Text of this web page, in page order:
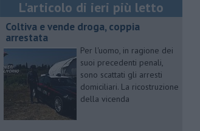
L'articolo di ieri più letto
Coltiva e vende droga, coppia
arrestata
Per l'uomo, in ragione dei
suoi precedenti penali,
sono scattati gli arresti
domiciliari. La ricostruzione
della vicenda